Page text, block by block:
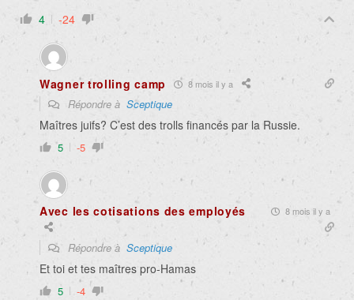
4 -24
Wagner trolling camp 8 mois il y a
Répondre à Sceptique
Maîtres juifs? C’est des trolls financés par la Russie.
5 -5
Avec les cotisations des employés 8 mois il y a
Répondre à Sceptique
Et toi et tes maîtres pro-Hamas
5 -4